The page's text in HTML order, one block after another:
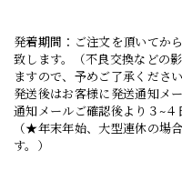
発着期間：ご注文を頂いてか
致します。（不良交換などの
ますので、予めご了承ください
発送後はお客様に発送通知メ
通知メールご確認後より３~４
（★年末年始、大型連休の場
す。）